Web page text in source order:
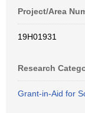
Project/Area
19H01931
Research
Grant-in-Aid for